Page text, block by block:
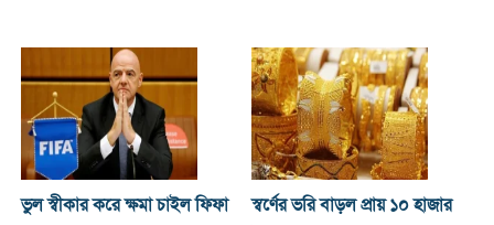
ভুল স্বীকার করে ক্ষমা চাইল ফিফা
স্বর্ণের ভরি বাড়ল প্রায় ১০ হাজার